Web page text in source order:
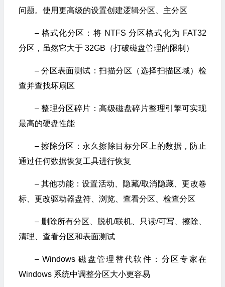
问题。使用更高级的设置创建逻辑分区、主分区
– 格式化分区：将 NTFS 分区格式化为 FAT32
分区，虽然它大于 32GB（打破磁盘管理的限制）
– 分区表面测试：扫描分区（选择扫描区域）检
查并查找坏扇区
– 整理分区碎片：高级磁盘碎片整理引擎可实现
最高的硬盘性能
– 擦除分区：永久擦除目标分区上的数据，防止
通过任何数据恢复工具进行恢复
– 其他功能：设置活动、隐藏/取消隐藏、更改卷
标、更改驱动器盘符、浏览、查看分区、检查分区
– 删除所有分区、脱机/联机、只读/可写、擦除、
清理、查看分区和表面测试
– Windows 磁盘管理替代软件：分区专家在
Windows 系统中调整分区大小更容易